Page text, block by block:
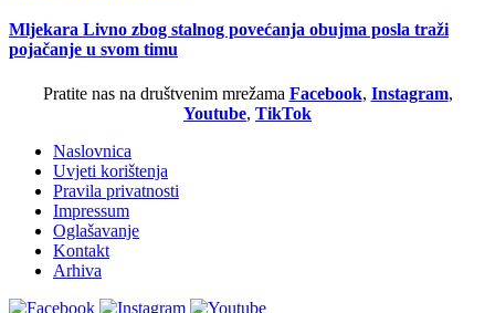
Mljekara Livno zbog stalnog povećanja obujma posla traži
pojačanje u svom timu
Pratite nas na društvenim mrežama Facebook, Instagram,
Youtube, TikTok
Naslovnica
Uvjeti korištenja
Pravila privatnosti
Impressum
Oglašavanje
Kontakt
Arhiva